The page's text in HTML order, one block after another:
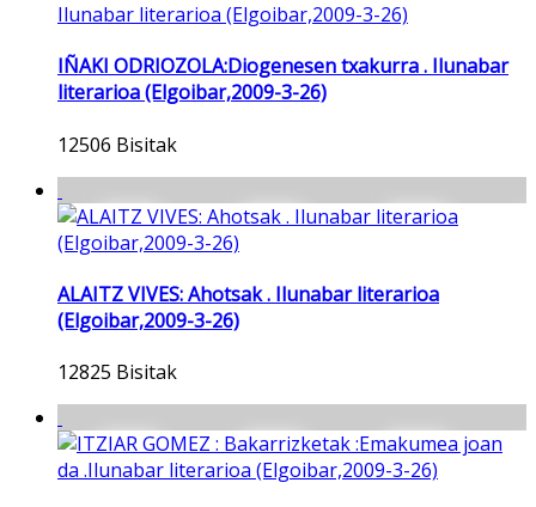
IÑAKI ODRIOZOLA:Diogenesen txakurra . Ilunabar
literarioa (Elgoibar,2009-3-26)
12506 Bisitak
ALAITZ VIVES: Ahotsak . Ilunabar literarioa
(Elgoibar,2009-3-26)
12825 Bisitak